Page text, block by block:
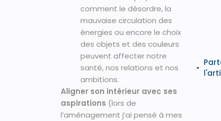
comment le désordre, la
mauvaise circulation des
énergies ou encore le choix
des objets et des couleurs
peuvent affecter notre
santé, nos relations et nos
ambitions.
Aligner son intérieur avec ses
aspirations (lors de
l’aménagement j’ai pensé à mes